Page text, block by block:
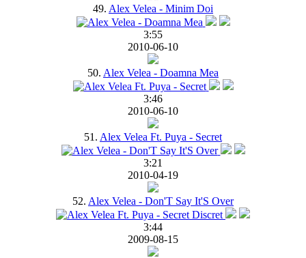
49. Alex Velea - Minim Doi
3:55
2010-06-10
50. Alex Velea - Doamna Mea
3:46
2010-06-10
51. Alex Velea Ft. Puya - Secret
3:21
2010-04-19
52. Alex Velea - Don'T Say It'S Over
3:44
2009-08-15